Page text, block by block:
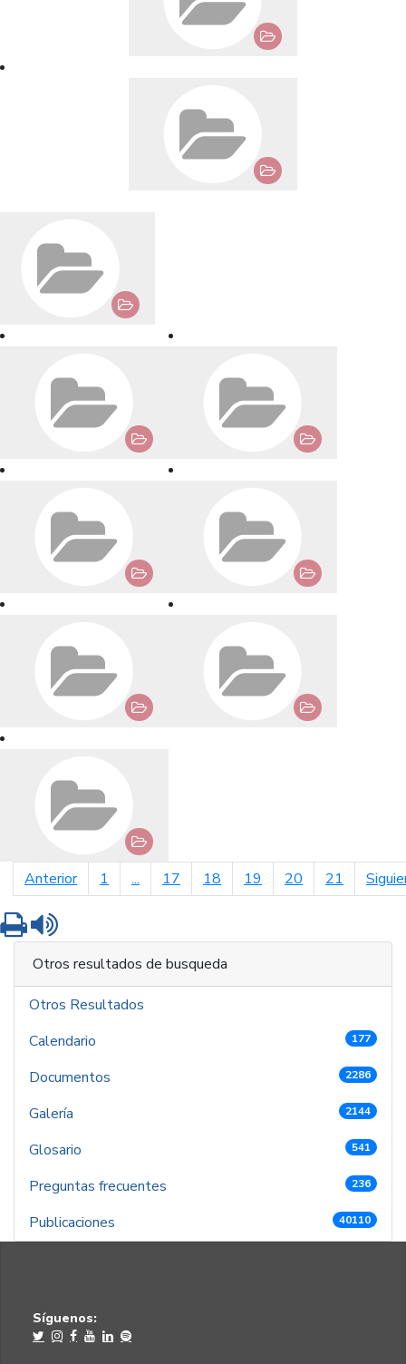
Anteriorpágina anterior
1 ... 17 18 19 20 21
Imprimir
Otros resultados de busqueda
Otros Resultados
Calendario
177
Documentos 2286
Galería 2144
Glosario 541
Preguntas frecuentes 236
Publicaciones 40110
Síguenos: